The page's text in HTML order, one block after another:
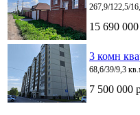
267,9/122,5/
15 690
3 комн
68,6/39/9,3
7 500 000